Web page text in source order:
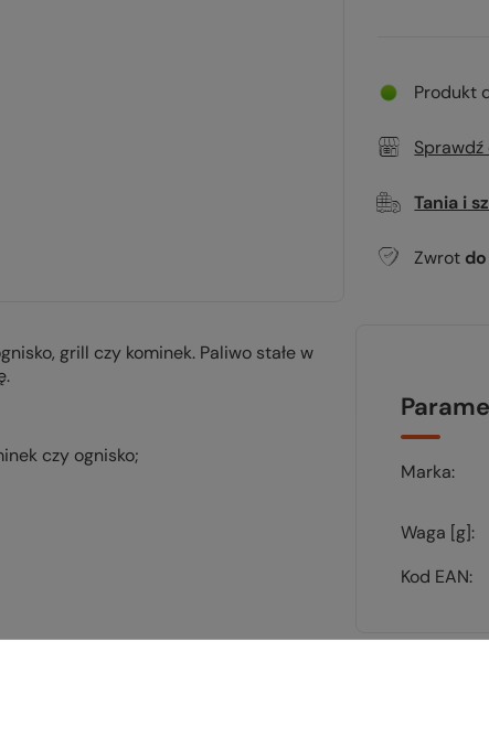
Produkt
Tania i
Zwrot do
grill czy kominek. Paliwo stałe w
czy ognisko;
Marka
Waga [g]
Kod EAN